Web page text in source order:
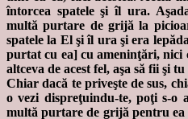
întorcea spatele şi îl ura.
multă purtare de grijă la
spatele la El şi îl ura şi era
purtat cu ea] cu ameninţări,
altceva de acest fel, aşa să fii şi
Chiar dacă te priveşte de sus,
o vezi dispreţuindu-te, poţi s-o
multă purtare de grijă pentru ea